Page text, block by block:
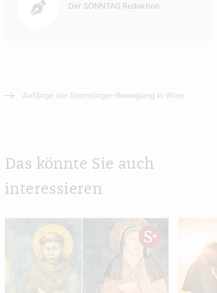
Der SONNTAG Redaktion
Anfänge der Sternsinger-Bewegung in Wien
Das könnte Sie auch
interessieren